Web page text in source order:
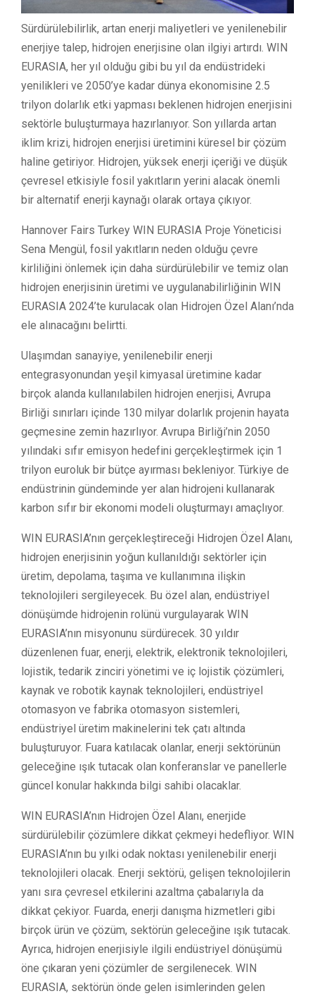
Sürdürülebilirlik, artan enerji maliyetleri ve yenilenebilir
enerjiye talep, hidrojen enerjisine olan ilgiyi artırdı. WIN
EURASIA, her yıl olduğu gibi bu yıl da endüstrideki
yenilikleri ve 2050’ye kadar dünya ekonomisine 2.5
trilyon dolarlık etki yapması beklenen hidrojen enerjisini
sektörle buluşturmaya hazırlanıyor. Son yıllarda artan
iklim krizi, hidrojen enerjisi üretimini küresel bir çözüm
haline getiriyor. Hidrojen, yüksek enerji içeriği ve düşük
çevresel etkisiyle fosil yakıtların yerini alacak önemli
bir alternatif enerji kaynağı olarak ortaya çıkıyor.
Hannover Fairs Turkey WIN EURASIA Proje Yöneticisi
Sena Mengül, fosil yakıtların neden olduğu çevre
kirliliğini önlemek için daha sürdürülebilir ve temiz olan
hidrojen enerjisinin üretimi ve uygulanabilirliğinin WIN
EURASIA 2024’te kurulacak olan Hidrojen Özel Alanı’nda
ele alınacağını belirtti.
Ulaşımdan sanayiye, yenilenebilir enerji
entegrasyonundan yeşil kimyasal üretimine kadar
birçok alanda kullanılabilen hidrojen enerjisi, Avrupa
Birliği sınırları içinde 130 milyar dolarlık projenin hayata
geçmesine zemin hazırlıyor. Avrupa Birliği’nin 2050
yılındaki sıfır emisyon hedefini gerçekleştirmek için 1
trilyon euroluk bir bütçe ayırması bekleniyor. Türkiye de
endüstrinin gündeminde yer alan hidrojeni kullanarak
karbon sıfır bir ekonomi modeli oluşturmayı amaçlıyor.
WIN EURASIA’nın gerçekleştireceği Hidrojen Özel Alanı,
hidrojen enerjisinin yoğun kullanıldığı sektörler için
üretim, depolama, taşıma ve kullanımına ilişkin
teknolojileri sergileyecek. Bu özel alan, endüstriyel
dönüşümde hidrojenin rolünü vurgulayarak WIN
EURASIA’nın misyonunu sürdürecek. 30 yıldır
düzenlenen fuar, enerji, elektrik, elektronik teknolojileri,
lojistik, tedarik zinciri yönetimi ve iç lojistik çözümleri,
kaynak ve robotik kaynak teknolojileri, endüstriyel
otomasyon ve fabrika otomasyon sistemleri,
endüstriyel üretim makinelerini tek çatı altında
buluşturuyor. Fuara katılacak olanlar, enerji sektörünün
geleceğine ışık tutacak olan konferanslar ve panellerle
güncel konular hakkında bilgi sahibi olacaklar.
WIN EURASIA’nın Hidrojen Özel Alanı, enerjide
sürdürülebilir çözümlere dikkat çekmeyi hedefliyor. WIN
EURASIA’nın bu yılki odak noktası yenilenebilir enerji
teknolojileri olacak. Enerji sektörü, gelişen teknolojilerin
yanı sıra çevresel etkilerini azaltma çabalarıyla da
dikkat çekiyor. Fuarda, enerji danışma hizmetleri gibi
birçok ürün ve çözüm, sektörün geleceğine ışık tutacak.
Ayrıca, hidrojen enerjisiyle ilgili endüstriyel dönüşümü
öne çıkaran yeni çözümler de sergilenecek. WIN
EURASIA, sektörün önde gelen isimlerinden gelen